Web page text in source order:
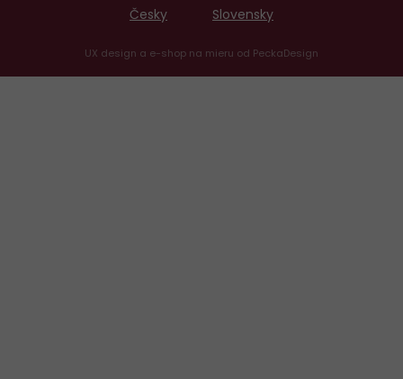
Česky Slovensky
UX design a e-shop na mieru od PeckaDesign